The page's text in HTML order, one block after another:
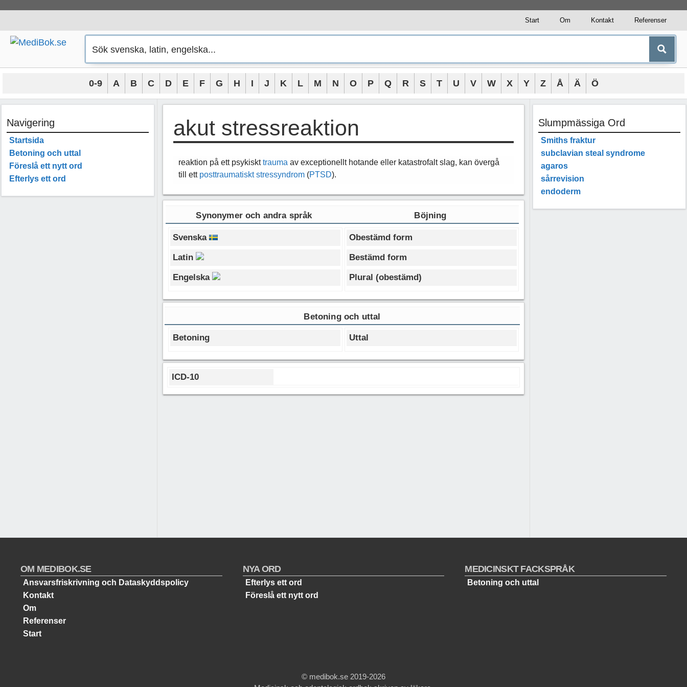
innehåll
Start Om Kontakt Referenser
0-9 A B C D E F G H I J K L M N O P Q R S T U V W X Y Z Å Ä Ö
akut stressreaktion
reaktion på ett psykiskttrauma av exceptionellt hotande eller katastrofalt slag, kan övergå
till ett posttraumatiskt stressyndrom (PTSD).
Synonymer och andra språk Böjning
Svenska
Latin
Engelska
Obestämd form
Bestämd form
Plural (obestämd)
Betoning och uttal
Betoning Uttal
ICD-10
Navigering
Startsida
Betoning och uttal
Föreslå ett nytt ord
Efterlys ett ord
Slumpmässiga Ord
Smiths fraktur
subclavian steal syndrome
agaros
sårrevision
endoderm
OM MEDIBOK.SE
Ansvarsfriskrivning och Dataskyddspolicy
Kontakt
Om
Referenser
Start
NYA ORD
Efterlys ett ord
Föreslå ett nytt ord
MEDICINSKT FACKSPRÅK
Betoning och uttal
© medibok.se 2019-2026